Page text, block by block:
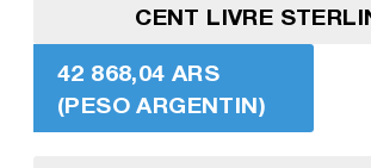
CENT LIVRE
42 868,04 ARS
(PESO ARGENTIN)